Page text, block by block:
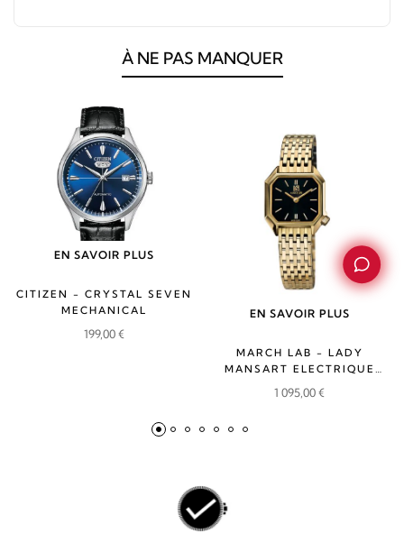
À NE PAS MANQUER
EN SAVOIR PLUS
CITIZEN - CRYSTAL SEVEN
MECHANICAL
199,00€
EN SAVOIR PLUS
MARCH LAB - LADY
MANSART ELECTRIQUE
1 095,00€